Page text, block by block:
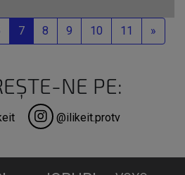
7 8 9 10 11 »Next
NE PE:
@ilikeit.protv